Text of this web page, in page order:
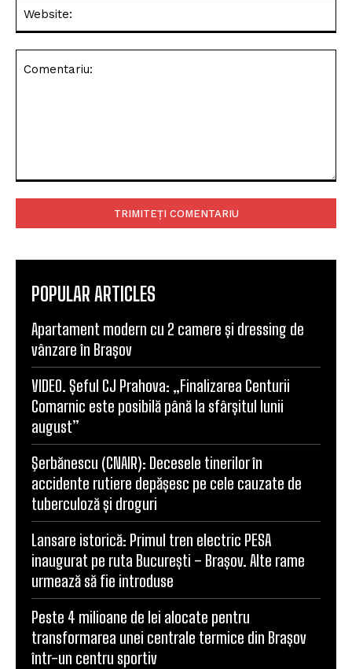
POPULAR ARTICLES
Apartament modern cu 2 camere și dressing de
vânzare în Brașov
VIDEO. Șeful CJ Prahova: „Finalizarea Centurii
Comarnic este posibilă până la sfârșitul lunii
august”
Şerbănescu (CNAIR): Decesele tinerilor în
accidente rutiere depășesc pe cele cauzate de
tuberculoză și droguri
Lansare istorică: Primul tren electric PESA
inaugurat pe ruta București – Brașov. Alte rame
urmează să fie introduse
Peste 4 milioane de lei alocate pentru
transformarea unei centrale termice din Brașov
într-un centru sportiv